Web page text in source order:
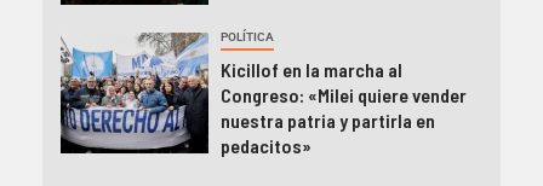
POLÍTICA
Kicillof en la marcha al
Congreso: «Milei quiere vender
nuestra patria y partirla en
pedacitos»